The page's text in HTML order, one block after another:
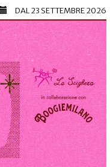
DAL23 SETTEMBRE 2026